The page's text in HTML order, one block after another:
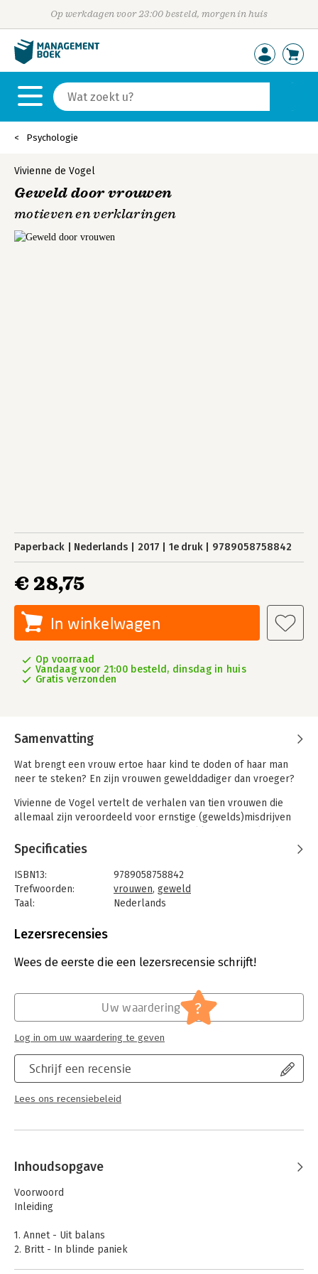
Op werkdagen voor 23:00 besteld, morgen in huis
Psychologie
Vivienne de Vogel
Geweld door vrouwen
motieven en verklaringen
Paperback Nederlands 2017 1e druk 9789058758842
€ 28,75
In winkelwagen
Op voorraad
Vandaag voor 21:00 besteld, dinsdag in huis
Gratis verzonden
Samenvatting
Wat brengt een vrouw ertoe haar kind te doden of haar man
neer te steken? En zijn vrouwen gewelddadiger dan vroeger?
Vivienne de Vogel vertelt de verhalen van tien vrouwen die
allemaal zijn veroordeeld voor ernstige (gewelds)misdrijven
zien dat vrouwen net als mannen in staat zijn tot vreselijke
daden, én dat daar vaak een treurige voorgeschiedenis aan ten
grondslag ligt. Niet alleen de aard van het geweld door
vrouwen verschilt van die van mannen, maar ook hun motivatie.
en hun kinderen, pleit De Vogel voor meer inzicht en begrip
zodat de schade beperkt blijft, of zelfs voorkomen kan
worden. Met een voorwoord van Saskia Belleman, rechtbank-
en juridisch verslaggever voor de
Specificaties
ISBN13:
9789058758842
Trefwoorden:
vrouwen, geweld
Taal:
Nederlands
Aantal pagina's:
Druk:
1
Psychologie
Jongbloed:
Strafrecht - Criminologie
Lezersrecensies
Wees de eerste die een lezersrecensie schrijft!
Schrijf een recensie
Lees ons recensiebeleid
Uw waardering ?
Log in om uw waardering te geven
Inhoudsopgave
Voorwoord
Inleiding
1. Annet - Uit balans
2. Britt - In blinde paniek